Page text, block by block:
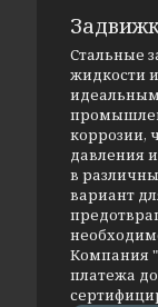
Стальные
жидкости
коррозии,
давления
в
вариант
Компания
платежа